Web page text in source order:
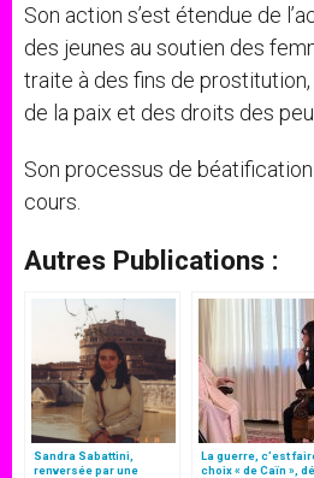
Son action s’est étendue de
des jeunes au soutien des
traite à des fins de prostitution,
de la paix et des droits des
Son processus de
cours.
Autres Publications :
Sandra Sabattini,
renversée par une
La guerre, c’est
choix « de Caïn »,